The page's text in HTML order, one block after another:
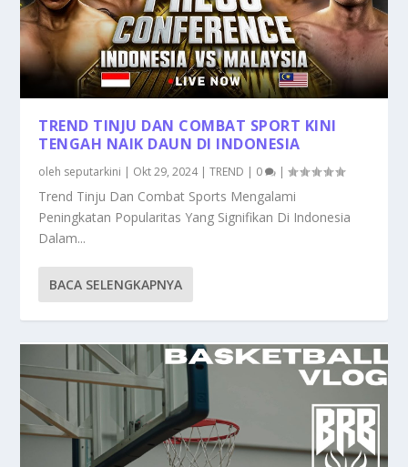
TREND TINJU DAN COMBAT SPORT KINI
TENGAH NAIK DAUN DI INDONESIA
oleh seputarkini | Okt 29, 2024|TREND | 0 |
Trend Tinju Dan Combat Sports Mengalami
Peningkatan Popularitas Yang Signifikan Di Indonesia
Dalam...
BACA SELENGKAPNYA